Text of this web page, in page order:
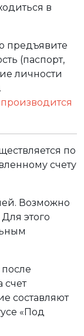
в
предъявите
(паспорт,
личности
по
счету
Возможно
этого
после
счет
составляют
«Под